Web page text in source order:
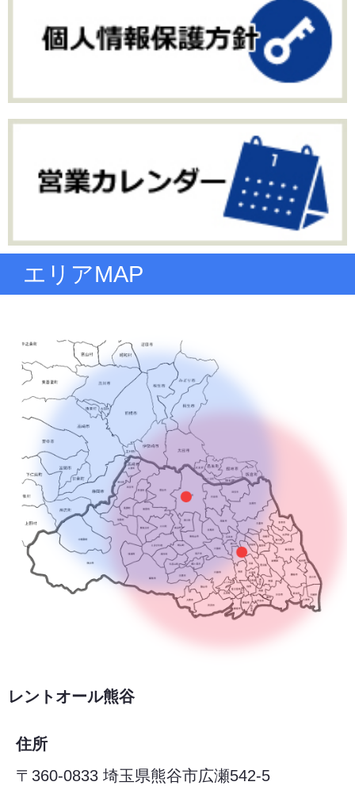
エリアMAP
レントオール熊谷
住所
〒360-0833 埼玉県熊谷市広瀬542-5